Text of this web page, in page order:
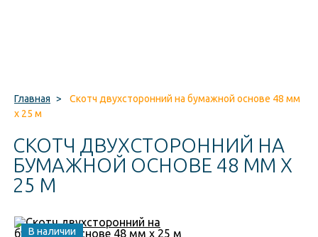
Главная >
Скотч двухсторонний на бумажной основе 48 мм
x 25 м
СКОТЧ ДВУХСТОРОННИЙ НА
БУМАЖНОЙ ОСНОВЕ 48 ММ X
25 М
В наличии